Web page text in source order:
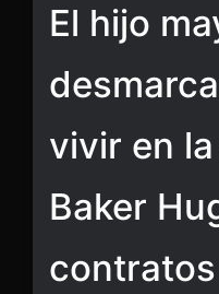
El hijo
vivir en
Baker